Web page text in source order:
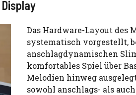
Das Hardware-Layout des
systematisch vorgestellt,
anschlagdynamischen
komfortables Spiel über
Melodien hinweg
sowohl anschlags- als